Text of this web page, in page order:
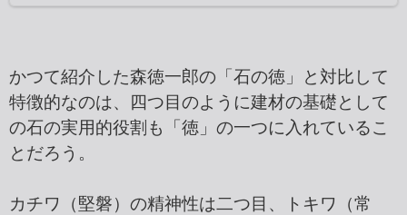
かつて紹介した森徳一郎の「石の徳」と対比して
特徴的なのは、四つ目のように建材の基礎として
の石の実用的役割も「徳」の一つに入れているこ
とだろう。
カチワ（堅磐）の精神性は二つ目、トキワ（常